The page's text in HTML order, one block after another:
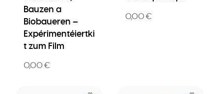
Bauzen a
Biobaueren –
Expérimentéiertki
t zum Film
0,00 €
0,00 €